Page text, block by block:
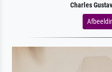
Charles